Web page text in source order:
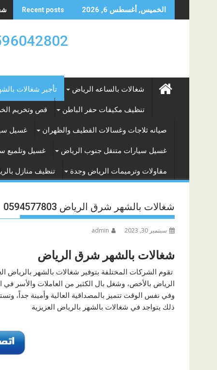
to
الخميس, أغسطس 6, 2026 Recent posts
0596042802 تأجير العماله المنزليه بالساعه
شغالات بالساعه الرياض تأجير شغالات
تنظيف مكيفات حفر الباطن قص وتخريم
صيانه ثلاجات وغسالات القطيف والظهران غسيل
غسيل سيارات متنقل جنوب الرياض غسيل وتلميع
مقاولات وترميمات الرياض وجدة تنظيف منازل
شغالات بالشهر شرق الرياض 0594577803
سبتمبر 30, 2023 admin
شغالات بالشهر شرق الرياض
تقوم الشركات المختلفة بتوفير شغالات بالشهر بالرياض
الرياض بالأخص، وشغل بال الكثير من العاملات والأسر في
وفي نفس الوقت تتميز بالمصداقية العالية وأمينة جداً،
ذلك يتواجد في شغالات بالشهر بالرياض العزيزية